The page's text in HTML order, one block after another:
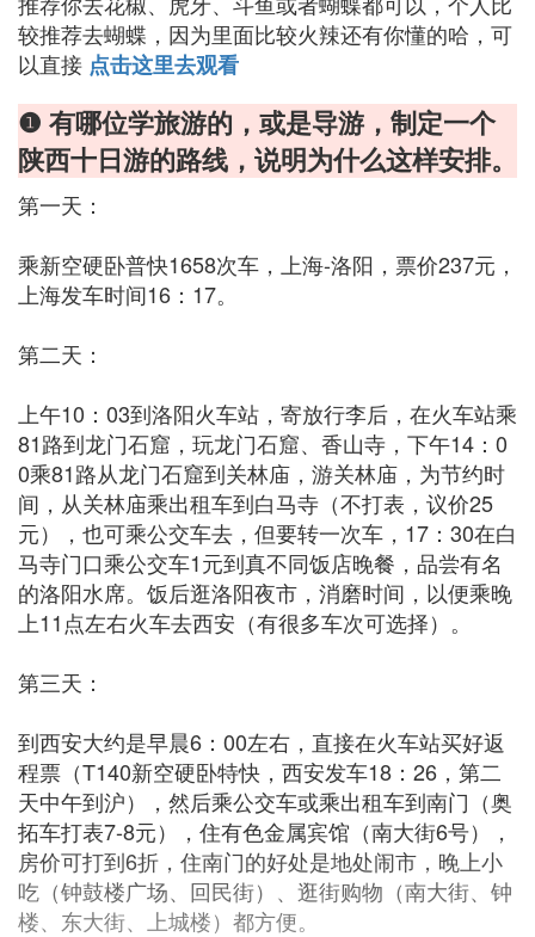
较推荐去蝴蝶，因为里面比较火辣还有你懂的哈，可
以直接 点击这里去观看
❶ 有哪位学旅游的，或是导游，制定一个
陕西十日游的路线，说明为什么这样安排。
第一天：
乘新空硬卧普快1658次车，上海-洛阳，票价237元，
上海发车时间16：17。
第二天：
上午10：03到洛阳火车站，寄放行李后，在火车站乘
81路到龙门石窟，玩龙门石窟、香山寺，下午14：0
0乘81路从龙门石窟到关林庙，游关林庙，为节约时
间，从关林庙乘出租车到白马寺（不打表，议价25
元），也可乘公交车去，但要转一次车，17：30在白
马寺门口乘公交车1元到真不同饭店晚餐，品尝有名
的洛阳水席。饭后逛洛阳夜市，消磨时间，以便乘晚
上11点左右火车去西安（有很多车次可选择）。
第三天：
到西安大约是早晨6：00左右，直接在火车站买好返
程票（T140新空硬卧特快，西安发车18：26，第二
天中午到沪），然后乘公交车或乘出租车到南门（奥
拓车打表7-8元），住有色金属宾馆（南大街6号），
房价可打到6折，住南门的好处是地处闹市，晚上小
吃（钟鼓楼广场、回民街）、逛街购物（南大街、钟
楼、东大街、上城楼）都方便。